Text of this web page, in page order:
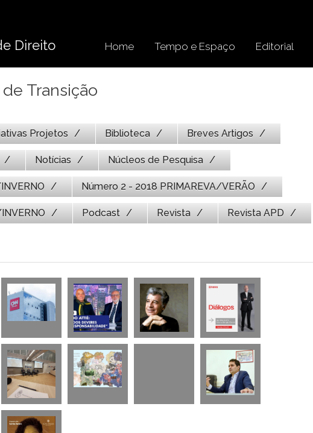
Direito Home Tempo e Espaço Editorial
Transição
Projetos Biblioteca Breves Artigos
Notícias Núcleos de Pesquisa
Número 2 - 2018 PRIMAREVA/VERÃO
Podcast Revista Revista APD